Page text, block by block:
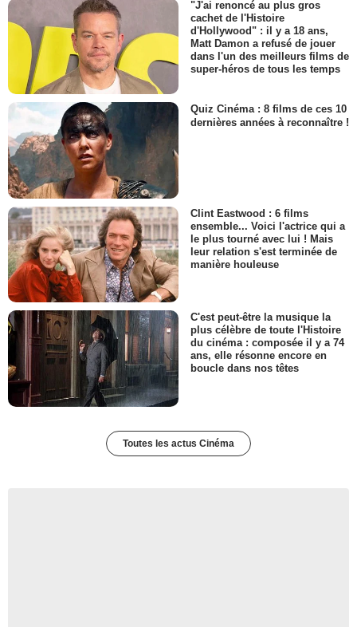
"J'ai renoncé au plus gros
cachet de l'Histoire
d'Hollywood" : il y a 18 ans,
Matt Damon a refusé de jouer
dans l'un des meilleurs films de
super-héros de tous les temps
Quiz Cinéma : 8 films de ces 10
dernières années à reconnaître !
Clint Eastwood : 6 films
ensemble... Voici l'actrice qui a
le plus tourné avec lui ! Mais
leur relation s'est terminée de
manière houleuse
C'est peut-être la musique la
plus célèbre de toute l'Histoire
du cinéma : composée il y a 74
ans, elle résonne encore en
boucle dans nos têtes
Toutes les actus Cinéma